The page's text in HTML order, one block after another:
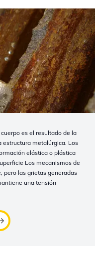
es el resultado de la
estructura metalúrgica. Los
elástica o plástica
Los mecanismos de
pero las grietas generadas
una tensión